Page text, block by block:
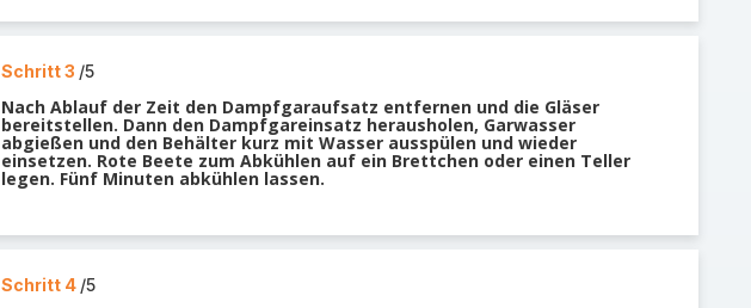
Schritt 3 /5
Nach Ablauf der Zeit den Dampfgaraufsatz entfernen und die Gläser
bereitstellen. Dann den Dampfgareinsatz herausholen, Garwasser
abgießen und den Behälter kurz mit Wasser ausspülen und wieder
einsetzen. Rote Beete zum Abkühlen auf ein Brettchen oder einen Teller
legen. Fünf Minuten abkühlen lassen.
Schritt 4 /5